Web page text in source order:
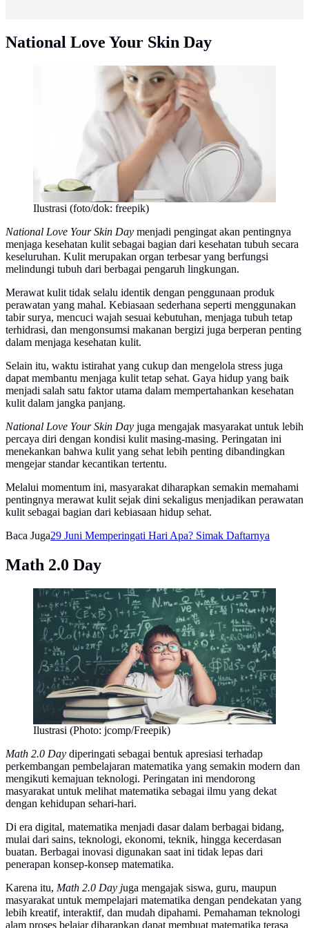
National Love Your Skin Day
Ilustrasi (foto/dok: freepik)
National Love Your Skin Day menjadi pengingat akan pentingnya
menjaga kesehatan kulit sebagai bagian dari kesehatan tubuh secara
keseluruhan. Kulit merupakan organ terbesar yang berfungsi
melindungi tubuh dari berbagai pengaruh lingkungan.
Merawat kulit tidak selalu identik dengan penggunaan produk
perawatan yang mahal. Kebiasaan sederhana seperti menggunakan
tabir surya, mencuci wajah sesuai kebutuhan, menjaga tubuh tetap
terhidrasi, dan mengonsumsi makanan bergizi juga berperan penting
dalam menjaga kesehatan kulit.
Selain itu, waktu istirahat yang cukup dan mengelola stress juga
dapat membantu menjaga kulit tetap sehat. Gaya hidup yang baik
menjadi salah satu faktor utama dalam mempertahankan kesehatan
kulit dalam jangka panjang.
National Love Your Skin Day juga mengajak masyarakat untuk lebih
percaya diri dengan kondisi kulit masing-masing. Peringatan ini
menekankan bahwa kulit yang sehat lebih penting dibandingkan
mengejar standar kecantikan tertentu.
Melalui momentum ini, masyarakat diharapkan semakin memahami
pentingnya merawat kulit sejak dini sekaligus menjadikan perawatan
kulit sebagai bagian dari kebiasaan hidup sehat.
Baca Juga29 Juni Memperingati Hari Apa? Simak Daftarnya
Math 2.0 Day
Ilustrasi (Photo: jcomp/Freepik)
Math 2.0 Day diperingati sebagai bentuk apresiasi terhadap
perkembangan pembelajaran matematika yang semakin modern dan
mengikuti kemajuan teknologi. Peringatan ini mendorong
masyarakat untuk melihat matematika sebagai ilmu yang dekat
dengan kehidupan sehari-hari.
Di era digital, matematika menjadi dasar dalam berbagai bidang,
mulai dari sains, teknologi, ekonomi, teknik, hingga kecerdasan
buatan. Berbagai inovasi digunakan saat ini tidak lepas dari
penerapan konsep-konsep matematika.
Karena itu, Math 2.0 Day juga mengajak siswa, guru, maupun
masyarakat untuk mempelajari matematika dengan pendekatan yang
lebih kreatif, interaktif, dan mudah dipahami. Pemahaman teknologi
alam proses belajar diharapkan dapat membuat matematika terasa